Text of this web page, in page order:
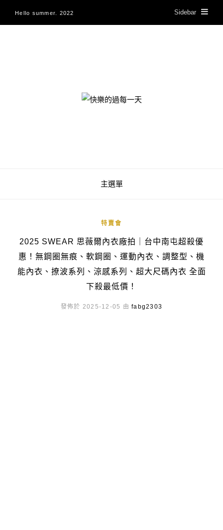
Hello summer. 2022 Sidebar
快樂的過每一天
主選單
特賣會
2025 SWEAR 思薇爾內衣廠拍｜台中南屯超殺優
惠！無鋼圈無痕、軟鋼圈、運動內衣、調整型、機
能內衣、撩波系列、涼感系列、超大尺碼內衣 全面
下殺最低價！
發佈於 2025-12-05 由fabg2303